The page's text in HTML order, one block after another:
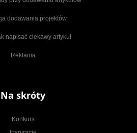
dodawania projektów
napisać ciekawy artykuł
Reklama
Na skróty
Konkurs